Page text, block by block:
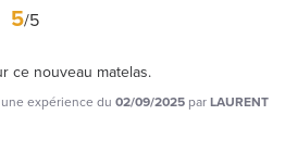
5/5
ce nouveau matelas.
expérience du 02/09/2025 parLAURENT